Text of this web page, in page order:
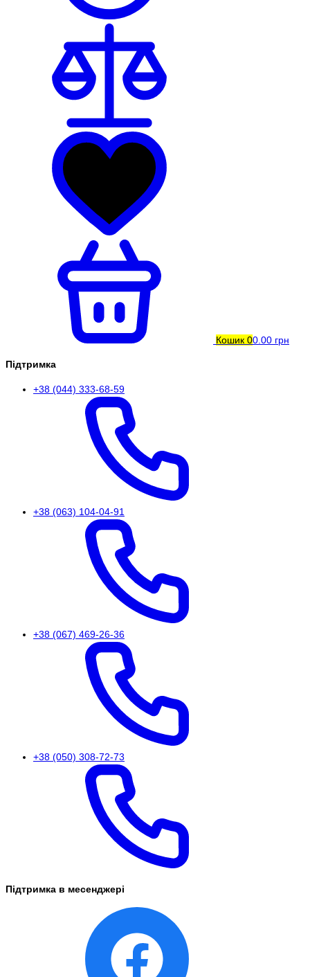
Кошик 00.00 грн
Підтримка
+38 (044) 333-68-59
+38 (063) 104-04-91
+38 (067) 469-26-36
+38 (050) 308-72-73
Підтримка в месенджері